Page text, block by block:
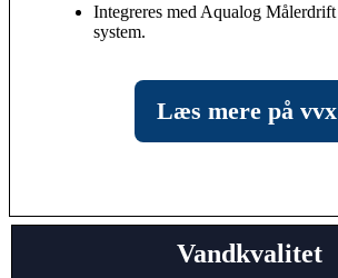
Integreres med Aqualog Målerdrift
system.
Læs mere på
Vandkvalitet